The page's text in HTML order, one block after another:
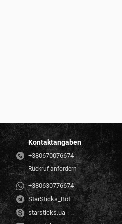
Kontaktangaben
+380670076674
Rückruf anfordern
+380630776674
StarSticks_Bot
starsticks.ua